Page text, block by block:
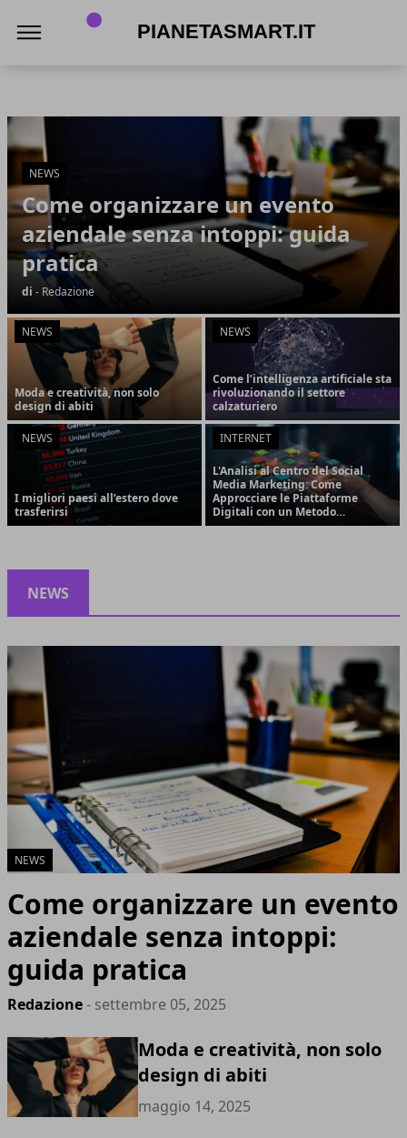
Articoli in Evidenza
NEWS
Come organizzare un evento
aziendale senza intoppi: guida
pratica
di - Redazione
NEWS
Moda e creatività, non solo
design di abiti
NEWS
Come l’intelligenza artificiale sta
rivoluzionando il settore
calzaturiero
NEWS
I migliori paesi all’estero dove
trasferirsi
INTERNET
L'Analisi al Centro del Social
Media Marketing: Come
Approcciare le Piattaforme
Digitali con un Metodo
Strategico e Orientato ai
NEWS
NEWS
Come organizzare un evento
aziendale senza intoppi:
guida pratica
Redazione- settembre 05, 2025
Moda e creatività, non solo
design di abiti
maggio 14, 2025